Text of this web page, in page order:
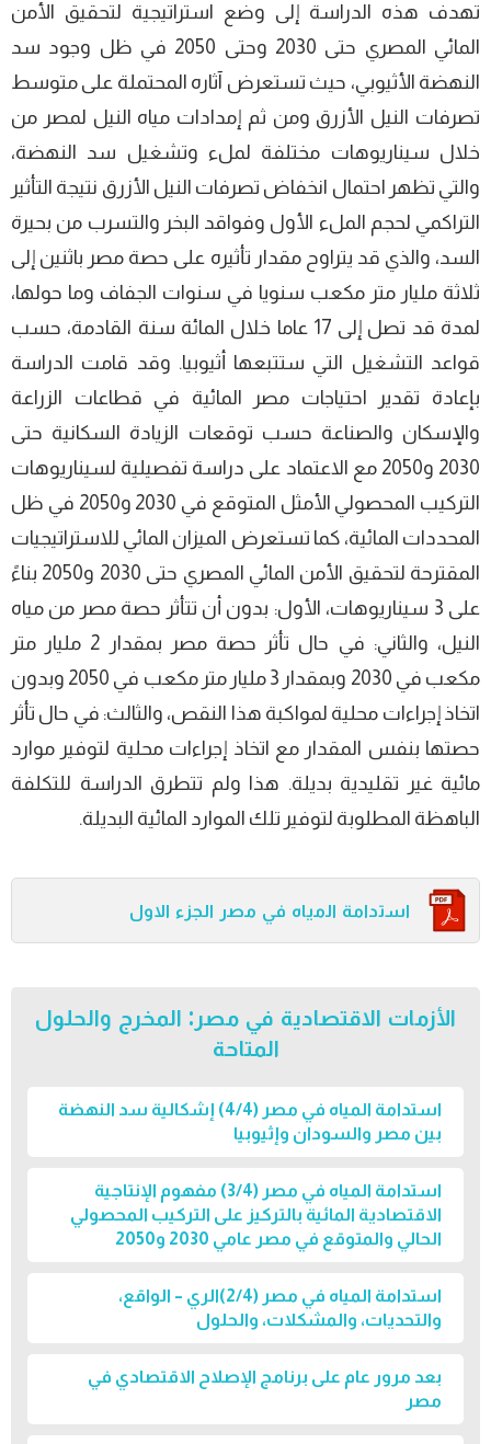
تهدف هذه الدراسة إلى وضع استراتيجية لتحقيق الأمن
المائي المصري حتى 2030 وحتى 2050 في ظل وجود سد
النهضة الأثيوبي، حيث تستعرض آثاره المحتملة على متوسط
تصرفات النيل الأزرق ومن ثم إمدادات مياه النيل لمصر من
خلال سيناريوهات مختلفة لملء وتشغيل سد النهضة،
والتي تظهر احتمال انخفاض تصرفات النيل الأزرق نتيجة التأثير
التراكمي لحجم الملء الأول وفواقد البخر والتسرب من بحيرة
السد، والذي قد يتراوح مقدار تأثيره على حصة مصر باثنين إلى
ثلاثة مليار متر مكعب سنويا في سنوات الجفاف وما حولها،
لمدة قد تصل إلى 17 عاما خلال المائة سنة القادمة، حسب
قواعد التشغيل التي ستتبعها أثيوبيا. وقد قامت الدراسة
بإعادة تقدير احتياجات مصر المائية في قطاعات الزراعة
والإسكان والصناعة حسب توقعات الزيادة السكانية حتى
2030 و2050 مع الاعتماد على دراسة تفصيلية لسيناريوهات
التركيب المحصولي الأمثل المتوقع في 2030 و2050 في ظل
المحددات المائية، كما تستعرض الميزان المائي للاستراتيجيات
المقترحة لتحقيق الأمن المائي المصري حتى 2030 و2050 بناءً
على 3 سيناريوهات، الأول: بدون أن تتأثر حصة مصر من مياه
النيل، والثاني: في حال تأثر حصة مصر بمقدار 2 مليار متر
مكعب في 2030 وبمقدار 3 مليار متر مكعب في 2050 وبدون
اتخاذ إجراءات محلية لمواكبة هذا النقص، والثالث: في حال تأثر
حصتها بنفس المقدار مع اتخاذ إجراءات محلية لتوفير موارد
مائية غير تقليدية بديلة. هذا ولم تتطرق الدراسة للتكلفة
الباهظة المطلوبة لتوفير تلك الموارد المائية البديلة.
اﺳﺗداﻣﺔ اﻟﻣﯾﺎه ﻓﻲ ﻣﺻر الجزء الاول
الأزمات الاقتصادية في مصر: المخرج والحلول
المتاحة
استدامة المياه في مصر (4/4) إشكالية سد النهضة
بين مصر والسودان وإثيوبيا
استدامة المياه في مصر (3/4) مفهوم الإنتاجية
الاقتصادية المائية بالتركيز على التركيب المحصولي
الحالي والمتوقع في مصر عامي 2030 و2050
استدامة المياه في مصر (2/4)الري – الواقع،
والتحديات، والمشكلات، والحلول
بعد مرور عام على برنامج الإصلاح الاقتصادي في
مصر